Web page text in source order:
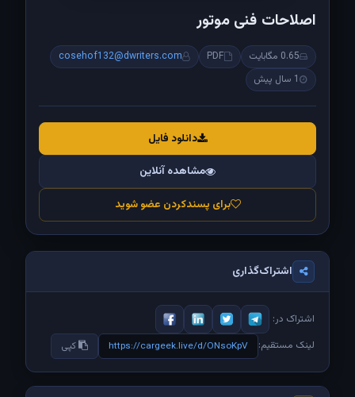
اصلاحات فنی موتور
0.65 مگابایت PDF
cosehof132@dwriters.com
1 سال پیش
دانلود فایل
مشاهده آنلاین
برای پسندکردن عضو شوید
اشتراک‌گذاری
اشتراک در:
لینک مستقیم: https://cargeek.live/d/ONsoKpV کپی